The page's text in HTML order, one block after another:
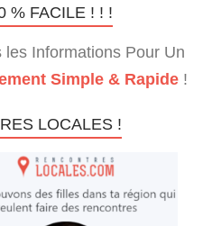
% FACILE ! ! !
les Informations Pour Un
Simple & Rapide !
LOCALES !